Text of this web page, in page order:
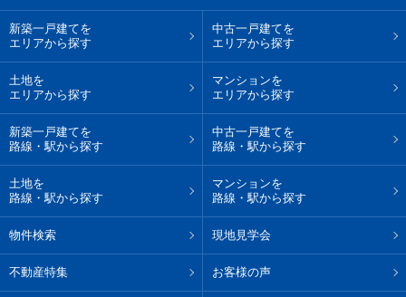
新築一戸建てを
エリアから探す
中古一戸建てを
エリアから探す
土地を
エリアから探す
マンションを
エリアから探す
新築一戸建てを
路線・駅から探す
中古一戸建てを
路線・駅から探す
土地を
路線・駅から探す
マンションを
路線・駅から探す
物件検索 現地見学会
不動産特集 お客様の声